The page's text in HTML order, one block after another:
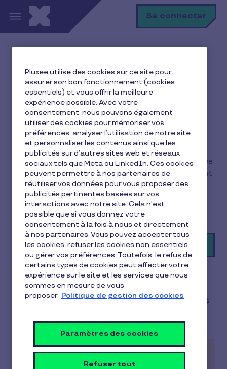
Aller au contenu principal Se connecter
Formation CSE : pour un CSE qui monte en flèche
Formation CSE : pour un
CSE qui monte en flèche
Profitez de formations dispensées par des juristes
de profession, spécialisés dans l’accompagnement
des élus CSE.
Bénéficiez d’un accompagnement juridique
quotidien pour vous et vos collaborateurs.
Commencer maintenant
Renforcez les compétences des
Pluxee utilise des cookies sur ce site pour
assurer son bon fonctionnement (cookies
essentiels) et vous offrir la meilleure
expérience possible. Avec votre
consentement, nous pouvons également
utiliser des cookies pour mémoriser vos
préférences, analyser l’utilisation de notre site
et personnaliser les contenus ainsi que les
publicités sur d’autres sites web et réseaux
sociaux tels que Meta ou LinkedIn. Ces cookies
peuvent permettre à nos partenaires de
réutiliser vos données pour vous proposer des
publicités pertinentes basées sur vos
interactions avec notre site. Cela n'est
possible que si vous donnez votre
consentement à la fois à nous et directement
à nos partenaires. Vous pouvez accepter tous
les cookies, refuser les cookies non essentiels
ou gérer vos préférences. Toutefois, le refus de
certains types de cookies peut affecter votre
expérience sur le site et les services que nous
sommes en mesure de vous
proposer. Politique de gestion des cookies
Paramètres des cookies
Refuser tout